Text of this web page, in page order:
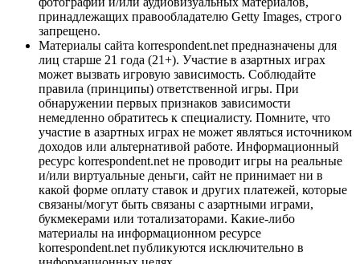
принадлежащих правообладателю Getty Images, строго
запрещено.
Материалы сайта korrespondent.net предназначены для
лиц старше 21 года (21+). Участие в азартных играх
может вызвать игровую зависимость. Соблюдайте
правила (принципы) ответственной игры. При
обнаружении первых признаков зависимости
немедленно обратитесь к специалисту. Помните, что
участие в азартных играх не может являться источником
доходов или альтернативой работе. Информационный
ресурс korrespondent.net не проводит игры на реальные
и/или виртуальные деньги, сайт не принимает ни в
какой форме оплату ставок и других платежей, которые
связаны/могут быть связаны с азартными играми,
букмекерами или тотализаторами. Какие-либо
материалы на информационном ресурсе
korrespondent.net публикуются исключительно в